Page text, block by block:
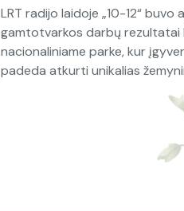
LRT radijo laidoje „10-12“ buvo
gamtotvarkos darbų rezultatai
nacionaliniame parke, kur
padeda atkurti unikalias